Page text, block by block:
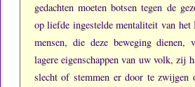
gedachten moeten botsen tegen de
op liefde ingestelde mentaliteit van
mensen, die deze beweging dienen,
lagere eigenschappen van uw volk, zij
slecht of stemmen er door te zwijgen